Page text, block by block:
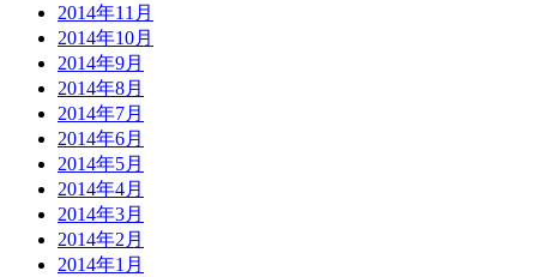
2014年11月
2014年10月
2014年9月
2014年8月
2014年7月
2014年6月
2014年5月
2014年4月
2014年3月
2014年2月
2014年1月